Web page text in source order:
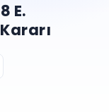
Müvekkil ve taraf
Vekalet
Yap
E.